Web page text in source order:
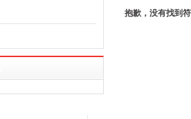
抱歉，没有找到